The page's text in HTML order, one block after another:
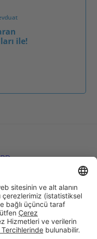
ile!
Öncelikli Bankacılık
Site Bildirimi
Faiz Hesaplama Aracı
GüvencesiGizlilik Politikası
Çerez Tercihleri